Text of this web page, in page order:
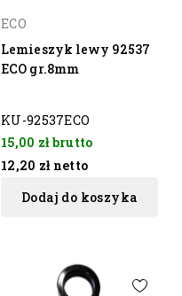
ECO
Lemieszyk lewy 92537
ECO gr.8mm
KU-92537ECO
15,00 złbrutto
12,20 zł netto
Dodaj do koszyka